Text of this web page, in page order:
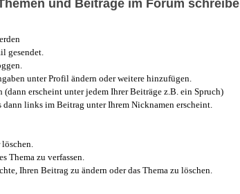
und Beiträge im Forum
gesendet.
unter Profil ändern oder weitere hinzufügen.
erscheint unter jedem Ihrer Beiträge z.B. ein Spruch)
links im Beitrag unter Ihrem Nicknamen erscheint.
Thema zu verfassen.
Ihren Beitrag zu ändern oder das Thema zu löschen.